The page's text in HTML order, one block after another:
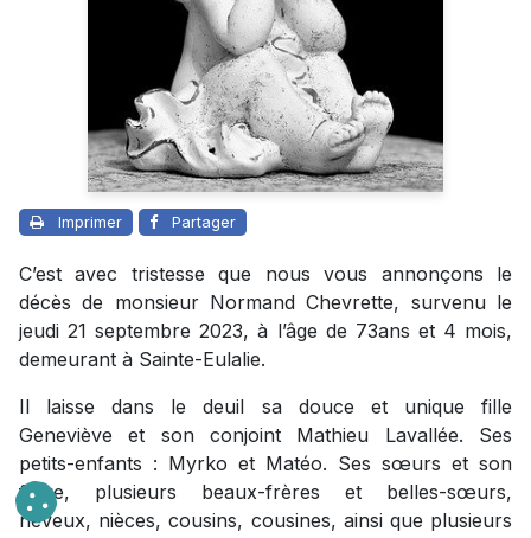
Imprimer Partager
C’est avec tristesse que nous vous annonçons le
décès de monsieur Normand Chevrette, survenu le
jeudi 21 septembre 2023, à l’âge de 73ans et 4 mois,
demeurant à Sainte-Eulalie.
Il laisse dans le deuil sa douce et unique fille
Geneviève et son conjoint Mathieu Lavallée. Ses
petits-enfants : Myrko et Matéo. Ses sœurs et son
frère, plusieurs beaux-frères et belles-sœurs,
neveux, nièces, cousins, cousines, ainsi que plusieurs